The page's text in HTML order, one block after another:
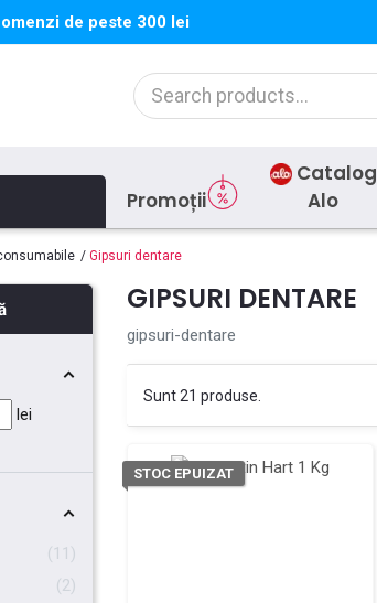
de peste 300 lei
Promoții
Catalog
Alo
Gipsuri dentare
lei
11
2
GIPSURI DENTARE
gipsuri-dentare
Sunt 21 produse.
STOC EPUIZAT